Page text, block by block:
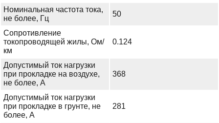
Номинальная частота тока,
не более, Гц
50
Сопротивление
токопроводящей жилы, Ом/
км
0.124
Допустимый ток нагрузки
при прокладке на воздухе,
не более, А
368
Допустимый ток нагрузки
при прокладке в грунте, не
более, А
281